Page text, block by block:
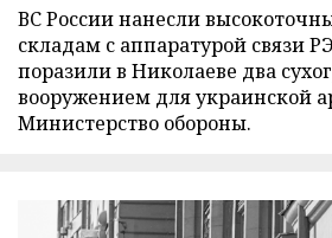
ВС России нанесли
складам с аппаратурой связи
поразили в Николаеве два
вооружением для украинской
Министерство обороны.